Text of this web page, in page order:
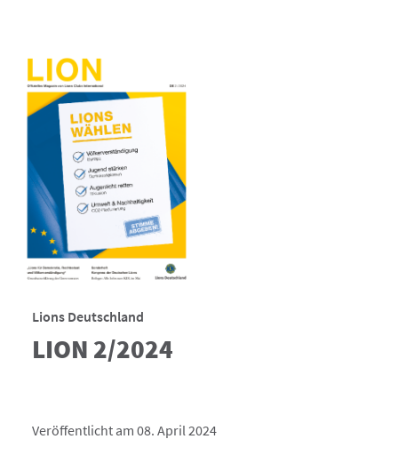
Lions Deutschland
LION 2/2024
Veröffentlicht am 08. April 2024